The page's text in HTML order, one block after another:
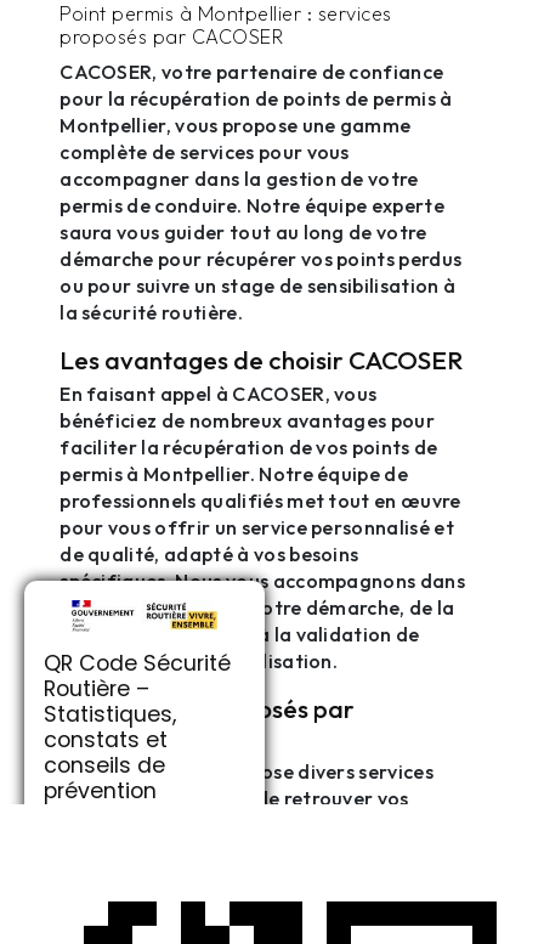
Point permis à Montpellier : services
proposés par CACOSER
CACOSER, votre partenaire de confiance
pour la récupération de points de permis à
Montpellier, vous propose une gamme
complète de services pour vous
accompagner dans la gestion de votre
permis de conduire. Notre équipe experte
saura vous guider tout au long de votre
démarche pour récupérer vos points perdus
ou pour suivre un stage de sensibilisation à
la sécurité routière.
Les avantages de choisir CACOSER
En faisant appel à CACOSER, vous
bénéficiez de nombreux avantages pour
faciliter la récupération de vos points de
permis à Montpellier. Notre équipe de
professionnels qualifiés met tout en œuvre
pour vous offrir un service personnalisé et
de qualité, adapté à vos besoins
spécifiques. Nous vous accompagnons dans
toutes les étapes de votre démarche, de la
prise de rendez-vous à la validation de
votre stage de sensibilisation.
Les services proposés par
CACOSER
Notre entreprise propose divers services
pour vous permettre de retrouver vos
- Organisation de stages de sensibilisation
à la sécurité routière. - Accompagnement
QR Code Sécurité
Routière –
Statistiques,
constats et
conseils de
prévention